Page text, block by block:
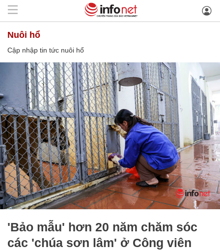
nuôi hổ
Cập nhập tin tức nuôi hổ
'Bảo mẫu' hơn 20 năm chăm sóc
các 'chúa sơn lâm' ở Công viên